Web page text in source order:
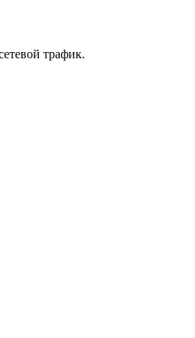
трафик.